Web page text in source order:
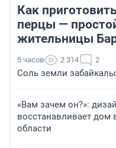
Как
перцы —
жительницы
5 часов 2 314 2
Соль земли
«Вам зачем он?»:
восстанавливает дом
области